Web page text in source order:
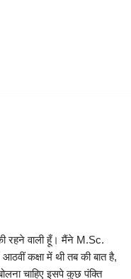
रहने वाली हूँ। मैंने M.Sc.
कक्षा में थी तब की बात है,
चाहिए इसपे कुछ पंक्ति